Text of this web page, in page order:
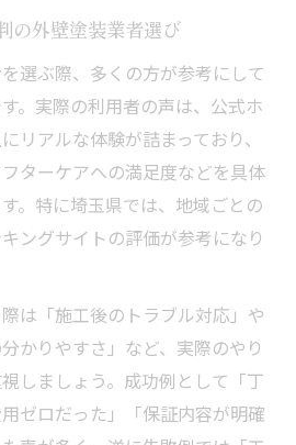
の外壁塗装業者選び
選ぶ際、多くの方が参考にして
。実際の利用者の声は、公式ホ
リアルな体験が詰まっており、
ターケアへの満足度などを具体
。特に埼玉県では、地域ごとの
ングサイトの評価が参考になり
は「施工後のトラブル対応」や
かりやすさ」など、実際のやり
しましょう。成功例として「丁
ゼロだった」「保証内容が明確